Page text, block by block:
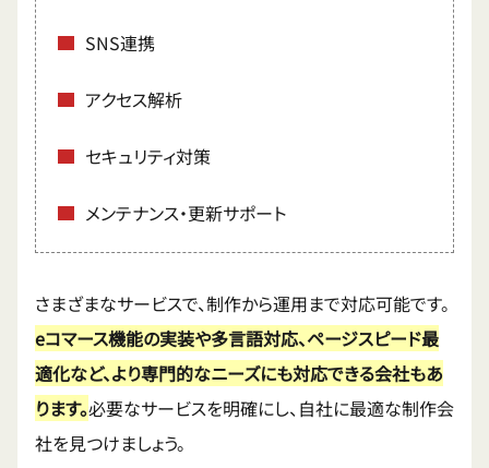
SNS連携
アクセス解析
セキュリティ対策
メンテナンス・更新サポート
さまざまなサービスで、制作から運用まで対応可能です。
eコマース機能の実装や多言語対応、ページスピード最
適化など、より専門的なニーズにも対応できる会社もあ
ります。必要なサービスを明確にし、自社に最適な制作会
社を見つけましょう。